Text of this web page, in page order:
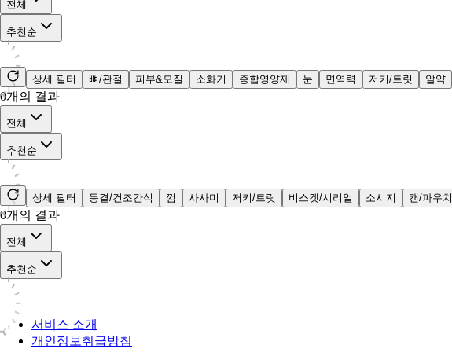
전체
추천순
상세 필터 뼈/관절 피부&모질 소화기 종합영양제 눈 면역력 저키/트릿 알약
0개의 결과
전체
추천순
상세 필터 동결/건조간식 껌 사사미 저키/트릿 비스켓/시리얼 소시지 캔/파우치
0개의 결과
전체
추천순
서비스 소개
개인정보취급방침